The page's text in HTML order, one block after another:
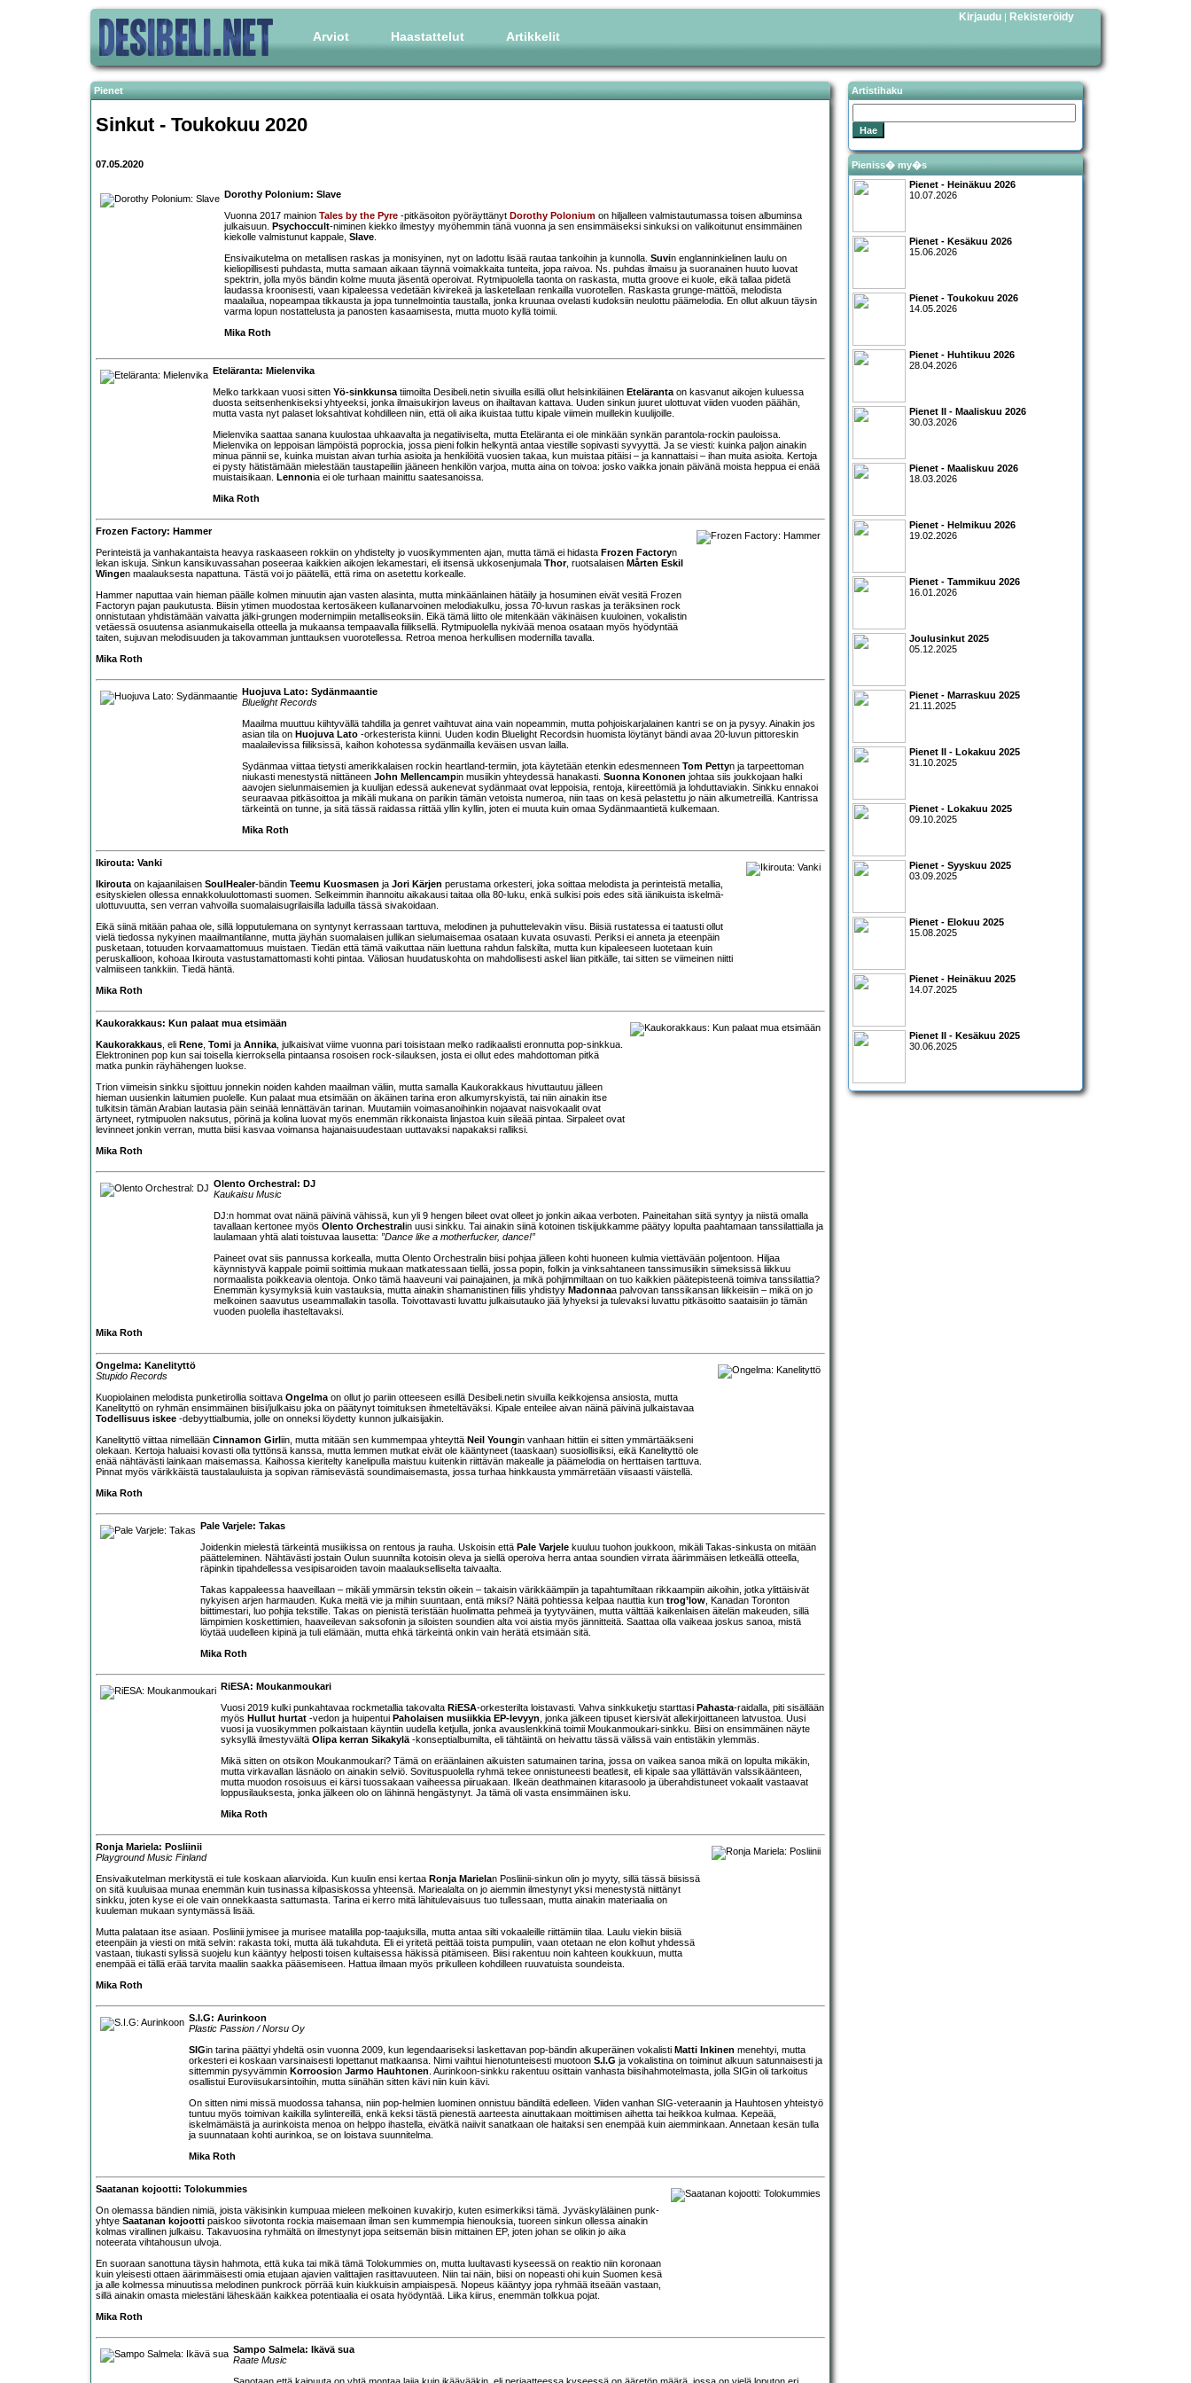
Arviot Haastattelut Artikkelit
Kirjaudu | Rekisteröidy
Pienet
Sinkut - Toukokuu 2020
07.05.2020
Dorothy Polonium: Slave
Vuonna 2017 mainion Tales by the Pyre -pitkäsoiton pyöräyttänyt Dorothy Polonium on hiljalleen valmistautumassa toisen albuminsa
julkaisuun. Psychoccult-niminen kiekko ilmestyy myöhemmin tänä vuonna ja sen ensimmäiseksi sinkuksi on valikoitunut ensimmäinen
kiekolle valmistunut kappale, Slave.
Ensivaikutelma on metallisen raskas ja monisyinen, nyt on ladottu lisää rautaa tankoihin ja kunnolla. Suvin englanninkielinen laulu on
kieliopillisesti puhdasta, mutta samaan aikaan täynnä voimakkaita tunteita, jopa raivoa. Ns. puhdas ilmaisu ja suoranainen huuto luovat
spektrin, jolla myös bändin kolme muuta jäsentä operoivat. Rytmipuolella taonta on raskasta, mutta groove ei kuole, eikä tallaa pidetä
laudassa kroonisesti, vaan kipaleessa vedetään kivirekeä ja lasketellaan renkailla vuorotellen. Raskasta grunge-mättöä, melodista
maalailua, nopeampaa tikkausta ja jopa tunnelmointia taustalla, jonka kruunaa ovelasti kudoksiin neulottu päämelodia. En ollut alkuun täysin
varma lopun nostattelusta ja panosten kasaamisesta, mutta muoto kyllä toimii.
Mika Roth
Eteläranta: Mielenvika
Melko tarkkaan vuosi sitten Yö-sinkkunsa tiimoilta Desibeli.netin sivuilla esillä ollut helsinkiläinen Eteläranta on kasvanut aikojen kuluessa
duosta seitsenhenkiseksi yhtyeeksi, jonka ilmaisukirjon laveus on ihailtavan kattava. Uuden sinkun juuret ulottuvat viiden vuoden päähän,
mutta vasta nyt palaset loksahtivat kohdilleen niin, että oli aika ikuistaa tuttu kipale viimein muillekin kuulijoille.
Mielenvika saattaa sanana kuulostaa uhkaavalta ja negatiiviselta, mutta Eteläranta ei ole minkään synkän parantola-rockin pauloissa.
Mielenvika on leppoisan lämpöistä poprockia, jossa pieni folkin helkyntä antaa viestille sopivasti syvyyttä. Ja se viesti: kuinka paljon ainakin
minua pännii se, kuinka muistan aivan turhia asioita ja henkilöitä vuosien takaa, kun muistaa pitäisi – ja kannattaisi – ihan muita asioita. Kertoja
ei pysty hätistämään mielestään taustapeiliin jääneen henkilön varjoa, mutta aina on toivoa: josko vaikka jonain päivänä moista heppua ei enää
muistaisikaan. Lennonia ei ole turhaan mainittu saatesanoissa.
Mika Roth
Frozen Factory: Hammer
Perinteistä ja vanhakantaista heavya raskaaseen rokkiin on yhdistelty jo vuosikymmenten ajan, mutta tämä ei hidasta Frozen Factoryn
lekan iskuja. Sinkun kansikuvassahan poseeraa kaikkien aikojen lekamestari, eli itsensä ukkosenjumala Thor, ruotsalaisen Mårten Eskil
Wingen maalauksesta napattuna. Tästä voi jo päätellä, että rima on asetettu korkealle.
Hammer naputtaa vain hieman päälle kolmen minuutin ajan vasten alasinta, mutta minkäänlainen hätäily ja hosuminen eivät vesitä Frozen
Factoryn pajan paukutusta. Biisin ytimen muodostaa kertosäkeen kullanarvoinen melodiakulku, jossa 70-luvun raskas ja teräksinen rock
onnistutaan yhdistämään vaivatta jälki-grungen modernimpiin metalliseoksiin. Eikä tämä liitto ole mitenkään väkinäisen kuuloinen, vokalistin
vetäessä osuutensa asianmukaisella otteella ja mukaansa tempaavalla fiiliksellä. Rytmipuolella nykivää menoa osataan myös hyödyntää
taiten, sujuvan melodisuuden ja takovamman junttauksen vuorotellessa. Retroa menoa herkullisen modernilla tavalla.
Mika Roth
Huojuva Lato: Sydänmaantie
Bluelight Records
Maailma muuttuu kiihtyvällä tahdilla ja genret vaihtuvat aina vain nopeammin, mutta pohjoiskarjalainen kantri se on ja pysyy. Ainakin jos
asian tila on Huojuva Lato -orkesterista kiinni. Uuden kodin Bluelight Recordsin huomista löytänyt bändi avaa 20-luvun pittoreskin
maalailevissa fiiliksissä, kaihon kohotessa sydänmailla keväisen usvan lailla.
Sydänmaa viittaa tietysti amerikkalaisen rockin heartland-termiin, jota käytetään etenkin edesmenneen Tom Pettyn ja tarpeettoman
niukasti menestystä niittäneen John Mellencampin musiikin yhteydessä hanakasti. Suonna Kononen johtaa siis joukkojaan halki
aavojen sielunmaisemien ja kuulijan edessä aukenevat sydänmaat ovat leppoisia, rentoja, kiireettömiä ja lohduttaviakin. Sinkku ennakoi
seuraavaa pitkäsoittoa ja mikäli mukana on parikin tämän vetoista numeroa, niin taas on kesä pelastettu jo näin alkumetreillä. Kantrissa
tärkeintä on tunne, ja sitä tässä raidassa riittää yllin kyllin, joten ei muuta kuin omaa Sydänmaantietä kulkemaan.
Mika Roth
Ikirouta: Vanki
Ikirouta on kajaanilaisen SoulHealer-bändin Teemu Kuosmasen ja Jori Kärjen perustama orkesteri, joka soittaa melodista ja perinteistä metallia,
esityskielen ollessa ennakkoluulottomasti suomen. Selkeimmin ihannoitu aikakausi taitaa olla 80-luku, enkä sulkisi pois edes sitä iänikuista iskelmä-
ulottuvuutta, sen verran vahvoilla suomalaisugrilaisilla laduilla tässä sivakoidaan.
Eikä siinä mitään pahaa ole, sillä lopputulemana on syntynyt kerrassaan tarttuva, melodinen ja puhuttelevakin viisu. Biisiä rustatessa ei taatusti ollut
vielä tiedossa nykyinen maailmantilanne, mutta jäyhän suomalaisen jullikan sielumaisemaa osataan kuvata osuvasti. Periksi ei anneta ja eteenpäin
pusketaan, totuuden korvaamattomuus muistaen. Tiedän että tämä vaikuttaa näin luettuna rahdun falskilta, mutta kun kipaleeseen luotetaan kuin
peruskallioon, kohoaa Ikirouta vastustamattomasti kohti pintaa. Väliosan huudatuskohta on mahdollisesti askel liian pitkälle, tai sitten se viimeinen niitti
valmiiseen tankkiin. Tiedä häntä.
Mika Roth
Kaukorakkaus: Kun palaat mua etsimään
Kaukorakkaus , eli Rene Tomi ja Annika , julkaisivat viime vuonna pari toisistaan melko radikaalisti eronnutta pop-sinkkua.
Elektroninen pop kun sai toisella kierroksella pintaansa rosoisen rock-silauksen, josta ei ollut edes mahdottoman pitkä
matka punkin räyhähengen luokse.
Trion viimeisin sinkku sijoittuu jonnekin noiden kahden maailman väliin, mutta samalla Kaukorakkaus hivuttautuu jälleen
hieman uusienkin laitumien puolelle. Kun palaat mua etsimään on äkäinen tarina eron alkumyrskyistä, tai niin ainakin itse
tulkitsin tämän Arabian lautasia päin seinää lennättävän tarinan. Muutamiin voimasanoihinkin nojaavat naisvokaalit ovat
ärtyneet, rytmipuolen naksutus, pörinä ja kolina luovat myös enemmän rikkonaista linjastoa kuin sileää pintaa. Sirpaleet ovat
levinneet jonkin verran, mutta biisi kasvaa voimansa hajanaisuudestaan uuttavaksi napakaksi ralliksi.
Mika Roth
Olento Orchestral: DJ
Kaukaisu Music
DJ:n hommat ovat näinä päivinä vähissä, kun yli 9 hengen bileet ovat olleet jo jonkin aikaa verboten. Paineitahan siitä syntyy ja niistä omalla
tavallaan kertonee myös Olento Orchestralin uusi sinkku. Tai ainakin siinä kotoinen tiskijukkamme päätyy lopulta paahtamaan tanssilattialla ja
laulamaan yhtä alati toistuvaa lausetta: ”Dance like a motherfucker, dance!”
Paineet ovat siis pannussa korkealla, mutta Olento Orchestralin biisi pohjaa jälleen kohti huoneen kulmia viettävään poljentoon. Hiljaa
käynnistyvä kappale poimii soittimia mukaan matkatessaan tiellä, jossa popin, folkin ja vinksahtaneen tanssimusiikin siimeksissä liikkuu
normaalista poikkeavia olentoja. Onko tämä haaveuni vai painajainen, ja mikä pohjimmiltaan on tuo kaikkien päätepisteenä toimiva tanssilattia?
Enemmän kysymyksiä kuin vastauksia, mutta ainakin shamanistinen fiilis yhdistyy Madonnaa palvovan tanssikansan liikkeisiin – mikä on jo
melkoinen saavutus useammallakin tasolla. Toivottavasti luvattu julkaisutauko jää lyhyeksi ja tulevaksi luvattu pitkäsoitto saataisiin jo tämän
vuoden puolella ihasteltavaksi.
Mika Roth
Ongelma: Kanelityttö
Stupido Records
Kuopiolainen melodista punketirollia soittava Ongelma on ollut jo pariin otteeseen esillä Desibeli.netin sivuilla keikkojensa ansiosta, mutta
Kanelityttö on ryhmän ensimmäinen biisi/julkaisu joka on päätynyt toimituksen ihmeteltäväksi. Kipale enteilee aivan näinä päivinä julkaistavaa
Todellisuus iskee -debyyttialbumia, jolle on onneksi löydetty kunnon julkaisijakin.
Kanelityttö viittaa nimellään Cinnamon Girliin, mutta mitään sen kummempaa yhteyttä Neil Youngin vanhaan hittiin ei sitten ymmärtääkseni
olekaan. Kertoja haluaisi kovasti olla tyttönsä kanssa, mutta lemmen mutkat eivät ole kääntyneet (taaskaan) suosiollisiksi, eikä Kanelityttö ole
enää nähtävästi lainkaan maisemassa. Kaihossa kieritelty kanelipulla maistuu kuitenkin riittävän makealle ja päämelodia on herttaisen tarttuva.
Pinnat myös värikkäistä taustalauluista ja sopivan rämisevästä soundimaisemasta, jossa turhaa hinkkausta ymmärretään viisaasti väistellä.
Mika Roth
Pale Varjele: Takas
Joidenkin mielestä tärkeintä musiikissa on rentous ja rauha. Uskoisin että Pale Varjele kuuluu tuohon joukkoon, mikäli Takas-sinkusta on mitään
päätteleminen. Nähtävästi jostain Oulun suunnilta kotoisin oleva ja siellä operoiva herra antaa soundien virrata äärimmäisen letkeällä otteella,
räpinkin tipahdellessa vesipisaroiden tavoin maalaukselliselta taivaalta.
Takas kappaleessa haaveillaan – mikäli ymmärsin tekstin oikein – takaisin värikkäämpiin ja tapahtumiltaan rikkaampiin aikoihin, jotka ylittäisivät
nykyisen arjen harmauden. Kuka meitä vie ja mihin suuntaan, entä miksi? Näitä pohtiessa kelpaa nauttia kun trog’low , Kanadan Toronton
biittimestari, luo pohjia tekstille. Takas on pienistä teristään huolimatta pehmeä ja tyytyväinen, mutta välttää kaikenlaisen äitelän makeuden, sillä
lämpimien koskettimien, haaveilevan saksofonin ja siloisten soundien alta voi aistia myös jännitteitä. Saattaa olla vaikeaa joskus sanoa, mistä
löytää uudelleen kipinä ja tuli elämään, mutta ehkä tärkeintä onkin vain herätä etsimään sitä.
Mika Roth
RiESA: Moukanmoukari
Vuosi 2019 kulki punkahtavaa rockmetallia takovalta RiESA-orkesterilta loistavasti. Vahva sinkkuketju starttasi Pahasta-raidalla, piti sisällään
myös Hullut hurtat -vedon ja huipentui Paholaisen musiikkia EP-levyyn , jonka jälkeen tipuset kiersivät allekirjoittaneen latvustoa. Uusi
vuosi ja vuosikymmen polkaistaan käyntiin uudella ketjulla, jonka avauslenkkinä toimii Moukanmoukari-sinkku. Biisi on ensimmäinen näyte
syksyllä ilmestyvältä Olipa kerran Sikakylä -konseptialbumilta, eli tähtäintä on heivattu tässä välissä vain entistäkin ylemmäs.
Mikä sitten on otsikon Moukanmoukari? Tämä on eräänlainen aikuisten satumainen tarina, jossa on vaikea sanoa mikä on lopulta mikäkin,
mutta virkavallan läsnäolo on ainakin selviö. Sovituspuolella ryhmä tekee onnistuneesti beatlesit, eli kipale saa yllättävän valssikäänteen,
mutta muodon rosoisuus ei kärsi tuossakaan vaiheessa piiruakaan. Ilkeän deathmainen kitarasoolo ja überahdistuneet vokaalit vastaavat
loppusilauksesta, jonka jälkeen olo on lähinnä hengästynyt. Ja tämä oli vasta ensimmäinen isku.
Mika Roth
Ronja Mariela: Posliinii
Playground Music Finland
Ensivaikutelman merkitystä ei tule koskaan aliarvioida. Kun kuulin ensi kertaa Ronja Marielan Posliinii-sinkun olin jo myyty, sillä tässä biisissä
on sitä kuuluisaa munaa enemmän kuin tusinassa kilpasiskossa yhteensä. Mariealalta on jo aiemmin ilmestynyt yksi menestystä niittänyt
sinkku, joten kyse ei ole vain onnekkaasta sattumasta. Tarina ei kerro mitä lähitulevaisuus tuo tullessaan, mutta ainakin materiaalia on
kuuleman mukaan syntymässä lisää.
Mutta palataan itse asiaan. Posliinii jymisee ja murisee matalilla pop-taajuksilla, mutta antaa silti vokaaleille riittämiin tilaa. Laulu viekin biisiä
eteenpäin ja viesti on mitä selvin: rakasta toki, mutta älä tukahduta. Eli ei yritetä peittää toista pumpuliin, vaan otetaan ne elon kolhut yhdessä
vastaan, tiukasti sylissä suojelu kun kääntyy helposti toisen kultaisessa häkissä pitämiseen. Biisi rakentuu noin kahteen koukkuun, mutta
enempää ei tällä erää tarvita maaliin saakka pääsemiseen. Hattua ilmaan myös prikulleen kohdilleen ruuvatuista soundeista.
Mika Roth
S.I.G: Aurinkoon
Plastic Passion / Norsu Oy
SIGin tarina päättyi yhdeltä osin vuonna 2009, kun legendaariseksi laskettavan pop-bändin alkuperäinen vokalisti Matti Inkinen menehtyi, mutta
orkesteri ei koskaan varsinaisesti lopettanut matkaansa. Nimi vaihtui hienotunteisesti muotoon S.I.G ja vokalistina on toiminut alkuun satunnaisesti ja
sittemmin pysyvämmin Korroosion Jarmo Hauhtonen . Aurinkoon-sinkku rakentuu osittain vanhasta biisihahmotelmasta, jolla SIGin oli tarkoitus
osallistui Euroviisukarsintoihin, mutta siinähän sitten kävi niin kuin kävi.
On sitten nimi missä muodossa tahansa, niin pop-helmien luominen onnistuu bändiltä edelleen. Viiden vanhan SIG-veteraanin ja Hauhtosen yhteistyö
tuntuu myös toimivan kaikilla sylintereillä, enkä keksi tästä pienestä aarteesta ainuttakaan moittimisen aihetta tai heikkoa kulmaa. Kepeää,
iskelmämäistä ja aurinkoista menoa on helppo ihastella, eivätkä naiivit sanatkaan ole haitaksi sen enempää kuin aiemminkaan. Annetaan kesän tulla
ja suunnataan kohti aurinkoa, se on loistava suunnitelma.
Mika Roth
Saatanan kojootti: Tolokummies
On olemassa bändien nimiä, joista väkisinkin kumpuaa mieleen melkoinen kuvakirjo, kuten esimerkiksi tämä. Jyväskyläläinen punk-
yhtye Saatanan kojootti paiskoo siivotonta rockia maisemaan ilman sen kummempia hienouksia, tuoreen sinkun ollessa ainakin
kolmas virallinen julkaisu. Takavuosina ryhmältä on ilmestynyt jopa seitsemän biisin mittainen EP, joten johan se olikin jo aika
noteerata vihtahousun ulvoja.
En suoraan sanottuna täysin hahmota, että kuka tai mikä tämä Tolokummies on, mutta luultavasti kyseessä on reaktio niin koronaan
kuin yleisesti ottaen äärimmäisesti omia etujaan ajavien valittajien rasittavuuteen. Niin tai näin, biisi on nopeasti ohi kuin Suomen kesä
ja alle kolmessa minuutissa melodinen punkrock pörrää kuin kiukkuisin ampiaispesä. Nopeus kääntyy jopa ryhmää itseään vastaan,
sillä ainakin omasta mielestäni läheskään kaikkea potentiaalia ei osata hyödyntää. Liika kiirus, enemmän tolkkua pojat.
Mika Roth
Sampo Salmela: Ikävä sua
Raate Music
Artistihaku
Pieniss� my�s
Pienet - Heinäkuu 2026
10.07.2026
Pienet - Kesäkuu 2026
15.06.2026
Pienet - Toukokuu 2026
14.05.2026
Pienet - Huhtikuu 2026
28.04.2026
Pienet II - Maaliskuu 2026
30.03.2026
Pienet - Maaliskuu 2026
18.03.2026
Pienet - Helmikuu 2026
19.02.2026
Pienet - Tammikuu 2026
16.01.2026
Joulusinkut 2025
05.12.2025
Pienet - Marraskuu 2025
21.11.2025
Pienet II - Lokakuu 2025
31.10.2025
Pienet - Lokakuu 2025
09.10.2025
Pienet - Syyskuu 2025
03.09.2025
Pienet - Elokuu 2025
15.08.2025
Pienet - Heinäkuu 2025
14.07.2025
Pienet II - Kesäkuu 2025
30.06.2025